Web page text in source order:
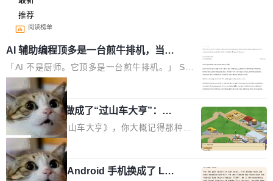
推荐
阅读榜单
AI 辅助编程顶多是一台煎牛排机，当不
了厨师
「AI 不是厨师。它顶多是一台煎牛排机。」 Ser
hii Sydorets 写了一篇博客，把 AI 辅助编程比作
煎牛排——任何人都能把肉扔进锅里弄熟，但要
稳定产出真正好的结果，需要真正的理解。机器
能按食谱重复操作、规模化产出，但它不知道你
脑子里到底想要什么，除非你把想法翻译成明确
的需求。 文章的核心论点很简单：AI 让你更
快，但快不等于好。 它能自动化重复劳动、生成
局
他把芯片制造做成了“过山车大亨”：一
个浏览器里的半导体工厂
如果你玩过《过山车大亨》，你大概记得那种俯
瞰视角——小人在公园里走来走去，游乐设施运
转着，一切都在你的注视下运行。现在想象同样
的视角，但公园里不是过山车，而是一座完整的
局
一名开发者将 Android 手机换成了 Lin